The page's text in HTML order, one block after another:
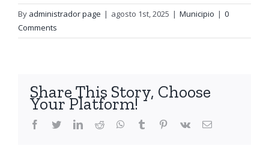
By administrador page | agosto 1st, 2025 | Municipio | 0
Comments
Share This Story, Choose
Your Platform!
Facebook
TwitterLinkedIn
Reddit WhatsApp
Tumblr Pinterest
Vk Email